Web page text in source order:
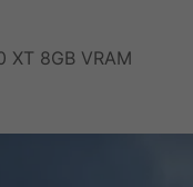
XT 8GB VRAM